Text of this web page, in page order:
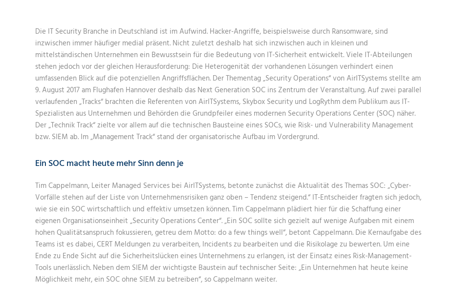
NETZWERKE-DRESDEN
Die IT Security Branche in Deutschland ist im Aufwind. Hacker-Angriffe, beispielsweise durch Ransomware, sind
inzwischen immer häufiger medial präsent. Nicht zuletzt deshalb hat sich inzwischen auch in kleinen und
mittelständischen Unternehmen ein Bewusstsein für die Bedeutung von IT-Sicherheit entwickelt. Viele IT-Abteilungen
stehen jedoch vor der gleichen Herausforderung: Die Heterogenität der vorhandenen Lösungen verhindert einen
umfassenden Blick auf die potenziellen Angriffsflächen. Der Thementag „Security Operations“ von AirITSystems stellte am
9. August 2017 am Flughafen Hannover deshalb das Next Generation SOC ins Zentrum der Veranstaltung. Auf zwei parallel
verlaufenden „Tracks“ brachten die Referenten von AirITSystems, Skybox Security und LogRythm dem Publikum aus IT-
Spezialisten aus Unternehmen und Behörden die Grundpfeiler eines modernen Security Operations Center (SOC) näher.
Der „Technik Track“ zielte vor allem auf die technischen Bausteine eines SOCs, wie Risk- und Vulnerability Management
bzw. SIEM ab. Im „Management Track“ stand der organisatorische Aufbau im Vordergrund.
Ein SOC macht heute mehr Sinn denn je
Tim Cappelmann, Leiter Managed Services bei AirITSystems, betonte zunächst die Aktualität des Themas SOC: „Cyber-
Vorfälle stehen auf der Liste von Unternehmensrisiken ganz oben – Tendenz steigend.“ IT-Entscheider fragten sich jedoch,
wie sie ein SOC wirtschaftlich und effektiv umsetzen können. Tim Cappelmann plädiert hier für die Schaffung einer
eigenen Organisationseinheit „Security Operations Center“. „Ein SOC sollte sich gezielt auf wenige Aufgaben mit einem
hohen Qualitätsanspruch fokussieren, getreu dem Motto: do a few things well“, betont Cappelmann. Die Kernaufgabe des
Teams ist es dabei, CERT Meldungen zu verarbeiten, Incidents zu bearbeiten und die Risikolage zu bewerten. Um eine
Ende zu Ende Sicht auf die Sicherheitslücken eines Unternehmens zu erlangen, ist der Einsatz eines Risk-Management-
Tools unerlässlich. Neben dem SIEM der wichtigste Baustein auf technischer Seite: „Ein Unternehmen hat heute keine
Möglichkeit mehr, ein SOC ohne SIEM zu betreiben“, so Cappelmann weiter.